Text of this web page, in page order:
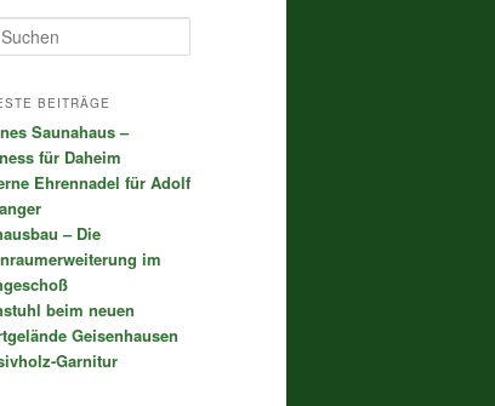
BEITRÄGE
Saunahaus –
für Daheim
Ehrennadel für Adolf
– Die
im
beim neuen
Geisenhausen
Garnitur